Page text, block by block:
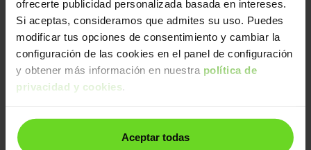
ofrecerte publicidad personalizada basada en intereses.
Si aceptas, consideramos que admites su uso. Puedes
modificar tus opciones de consentimiento y cambiar la
configuración de las cookies en el panel de configuración
y obtener más información en nuestra política de
privacidad y cookies.
Aceptar todas
Skoda Karoq
2.0TDI Adblue Ambition
2023 | 32.717km | 115CV | Manual
25.990€
21.190€
Diésel Desde325€/mes
Reservado